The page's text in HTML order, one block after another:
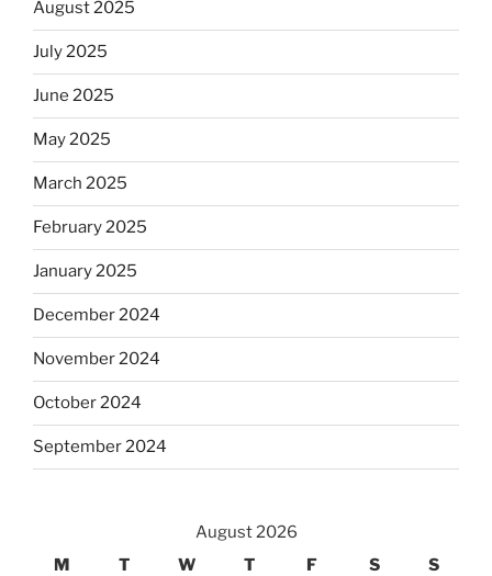
August 2025
July 2025
June 2025
May 2025
March 2025
February 2025
January 2025
December 2024
November 2024
October 2024
September 2024
August 2026
M
T W T F S S